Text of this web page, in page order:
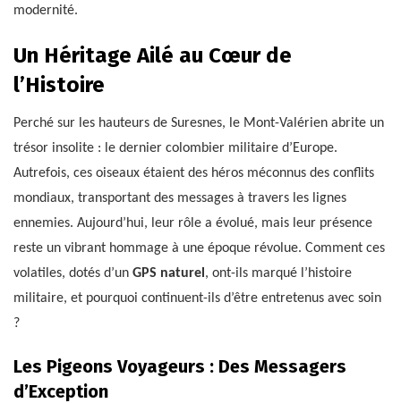
modernité.
Un Héritage Ailé au Cœur de
l’Histoire
Perché sur les hauteurs de Suresnes, le Mont-Valérien abrite un
trésor insolite : le dernier colombier militaire d’Europe.
Autrefois, ces oiseaux étaient des héros méconnus des conflits
mondiaux, transportant des messages à travers les lignes
ennemies. Aujourd’hui, leur rôle a évolué, mais leur présence
reste un vibrant hommage à une époque révolue. Comment ces
volatiles, dotés d’un GPS naturel , ont-ils marqué l’histoire
militaire, et pourquoi continuent-ils d’être entretenus avec soin
?
Les Pigeons Voyageurs : Des Messagers
d’Exception